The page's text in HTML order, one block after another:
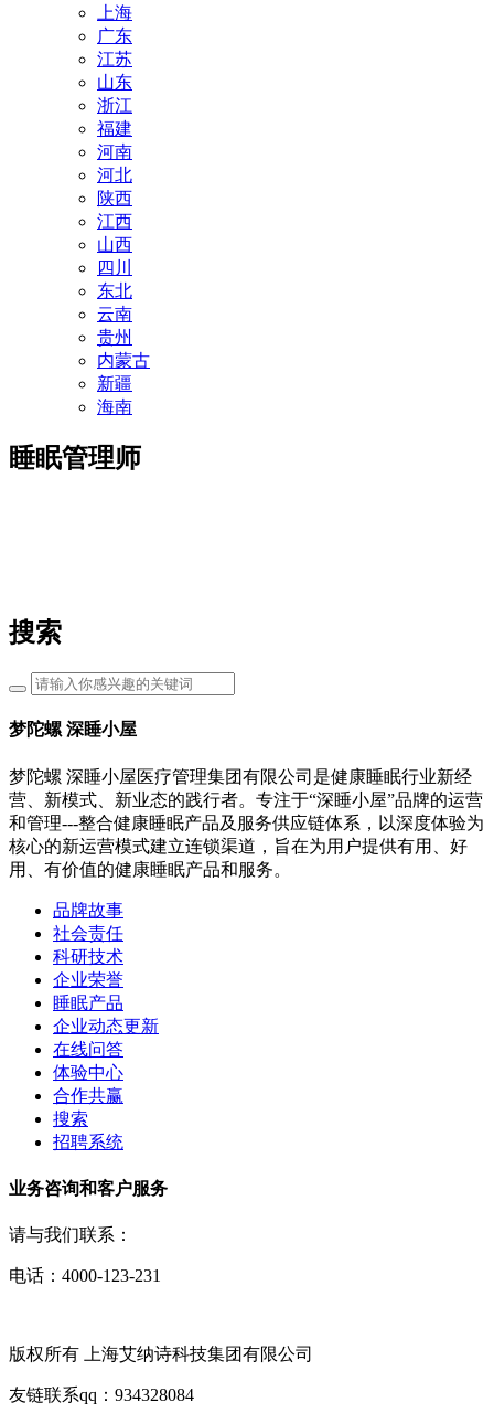
上海
广东
江苏
山东
浙江
福建
河南
河北
陕西
江西
山西
四川
东北
云南
贵州
内蒙古
新疆
海南
睡眠管理师
搜索
梦陀螺 深睡小屋
梦陀螺 深睡小屋医疗管理集团有限公司是健康睡眠行业新经
营、新模式、新业态的践行者。专注于“深睡小屋”品牌的运营
和管理---整合健康睡眠产品及服务供应链体系，以深度体验为
核心的新运营模式建立连锁渠道，旨在为用户提供有用、好
用、有价值的健康睡眠产品和服务。
品牌故事
社会责任
科研技术
企业荣誉
睡眠产品
企业动态更新
在线问答
体验中心
合作共赢
搜索
招聘系统
业务咨询和客户服务
请与我们联系：
电话：4000-123-231
版权所有 上海艾纳诗科技集团有限公司
友链联系qq：934328084